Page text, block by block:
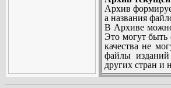
Архив
а названия
В Архиве
Это могут быть
качества не
файлы изданий
других стран и